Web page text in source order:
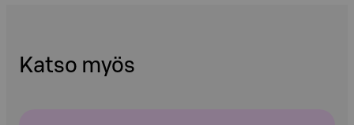
Katso myös